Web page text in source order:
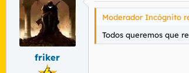
friker
Moderador Incógnito
Todos queremos que